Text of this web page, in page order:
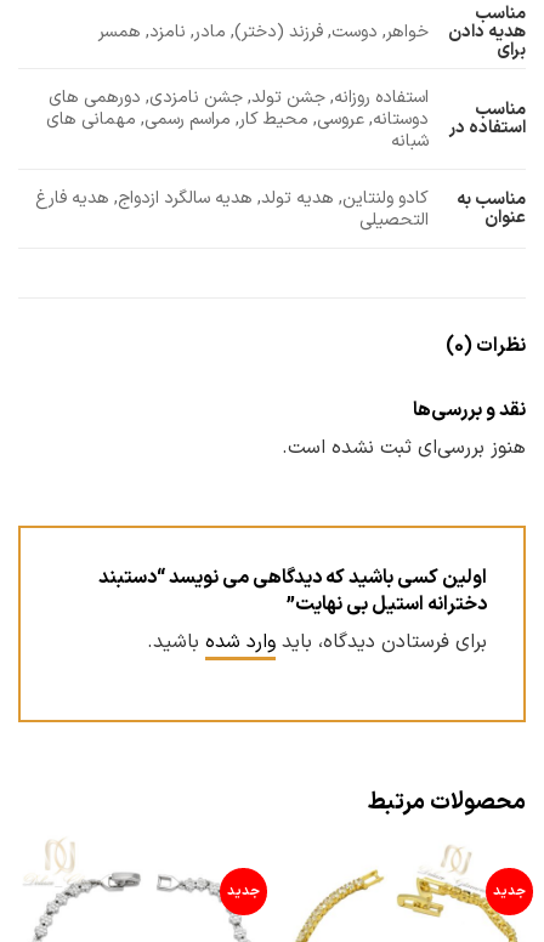
مناسب
هدیه دادن
برای
خواهر, دوست, فرزند (دختر), مادر, نامزد, همسر
مناسب
استفاده در
استفاده روزانه, جشن تولد, جشن نامزدی, دورهمی های
دوستانه, عروسی, محیط کار, مراسم رسمی, مهمانی های
شبانه
مناسب به
عنوان
کادو ولنتاین, هدیه تولد, هدیه سالگرد ازدواج, هدیه فارغ
التحصیلی
نظرات (0)
نقد و بررسی‌ها
هنوز بررسی‌ای ثبت نشده است.
اولین کسی باشید که دیدگاهی می نویسد “دستبند
دخترانه استیل بی نهایت”
برای فرستادن دیدگاه، باید وارد شده باشید.
محصولات مرتبط
جدید جدید